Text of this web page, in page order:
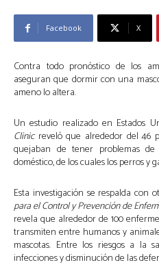
Facebook X
Contra todo pronóstico de los
aseguran que dormir con una
ameno lo altera.
Un estudio realizado en Estados
Clinicreveló que alrededor del 46
quejaban de tener problemas
doméstico, de los cuales los perros y
Esta investigación se respalda con
para el Control y Prevención de
revela que alrededor de 100
transmiten entre humanos y
mascotas. Entre los riesgos a la
infecciones y disminución de las